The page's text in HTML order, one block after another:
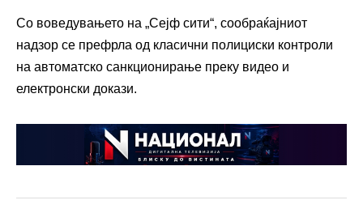
Со воведувањето на „Сејф сити“, сообраќајниот
надзор се префрла од класични полициски контроли
на автоматско санкционирање преку видео и
електронски докази.